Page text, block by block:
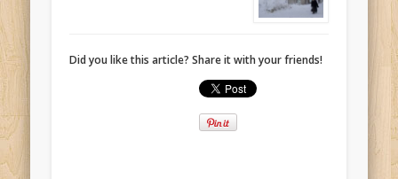
Did you like this article? Share it with your friends!